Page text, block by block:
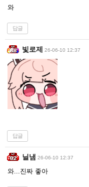
와
답글
빛로제 26-06-10 12:37
답글
닐냄 26-06-10 12:37
와...진짜 좋아